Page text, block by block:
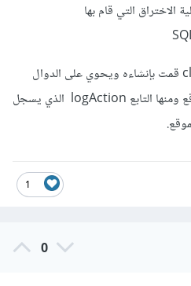
التي قام بها
حيث RSecurity هو صنف class قمت بإنشاءه ويحوي على الدوال
المسؤولة عن أمور الأمان في الموقع ومنها التابع logAction الذي يسجل
1
0